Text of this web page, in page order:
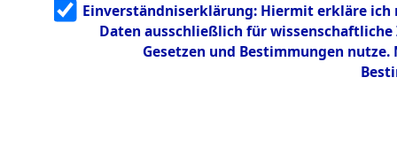
g
5.3.3
Todesmärsch
Einverständniserklärung: Hiermit erkläre ich
Daten ausschließlich für
Gesetzen und Bestimmungen